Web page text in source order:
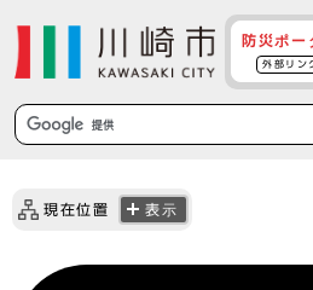
防災ポー
外部リン
現在位置 表示